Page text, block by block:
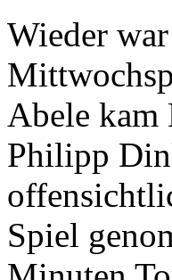
Wieder
Abele
Philipp
Spiel